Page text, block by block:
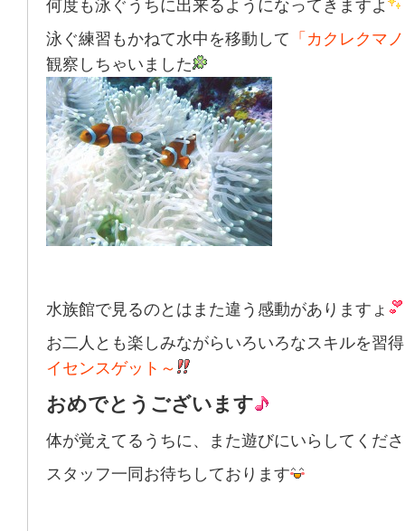
何度も泳ぐうちに出来るようになってきますよ
泳ぐ練習もかねて水中を移動して 「カクレクマ
観察しちゃいました
水族館で見るのとはまた違う感動がありますょ
お二人とも楽しみながらいろいろなスキルを習
イセンスゲット～
おめでとうございます
体が覚えてるうちに、また遊びにいらしてくだ
スタッフ一同お待ちしております